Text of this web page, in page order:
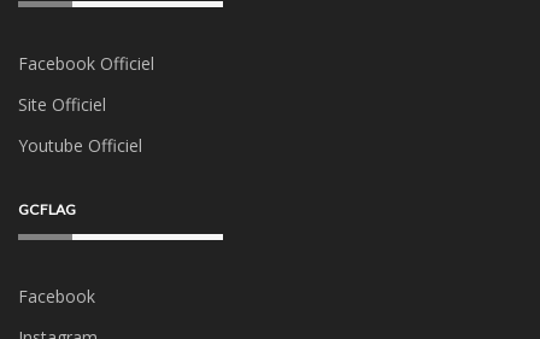
Facebook Officiel
Site Officiel
Youtube Officiel
GCFLAG
Facebook